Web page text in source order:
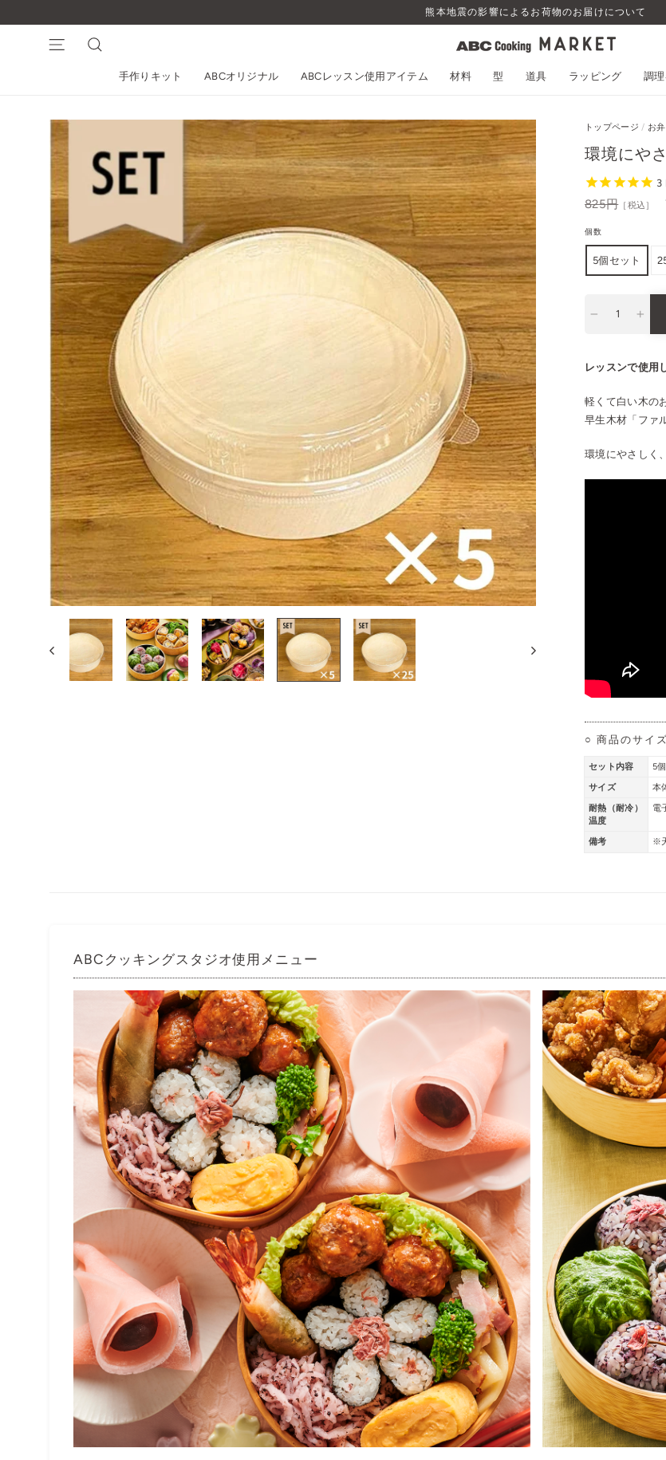
ン
熊本地震の影響によるお荷物のお届けについて
手作りキット
ABCオリジナル ABCレッスン使用アイテム 材料 型 道具 ラッピング 調
トップページ / お
環境にや
3
通
価
格
825円［税込］
個数
5個セット
レッスンで使用
軽くて白い木の
早生木材「ファ
環境にやさしく
○ 商品のサイ
セット内容
5
サイズ
本
耐熱（耐冷）
温度
電
備考 ※
ABCクッキングスタジオ使用メニュー